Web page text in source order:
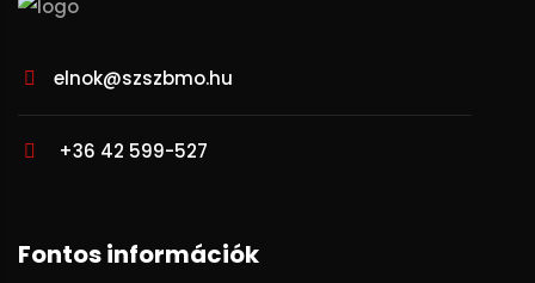
elnok@szszbmo.hu
+36 42 599-527
Fontos információk